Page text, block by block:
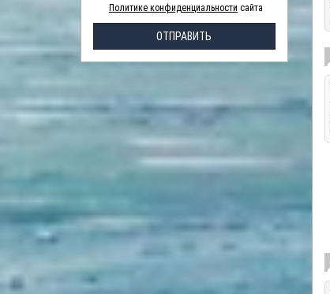
Политике конфиденциальности сайта
ОТПРАВИТЬ